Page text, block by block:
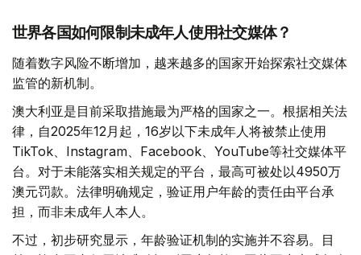
世界各国如何限制未成年人使用社交媒体？
随着数字风险不断增加，越来越多的国家开始探索社交媒体
监管的新机制。
澳大利亚是目前采取措施最为严格的国家之一。根据相关法
律，自2025年12月起，16岁以下未成年人将被禁止使用
TikTok、Instagram、Facebook、YouTube等社交媒体平
台。对于未能落实相关规定的平台，最高可被处以4950万
澳元罚款。法律明确规定，验证用户年龄的责任由平台承
担，而非未成年人本人。
不过，初步研究显示，年龄验证机制的实施并不容易。目